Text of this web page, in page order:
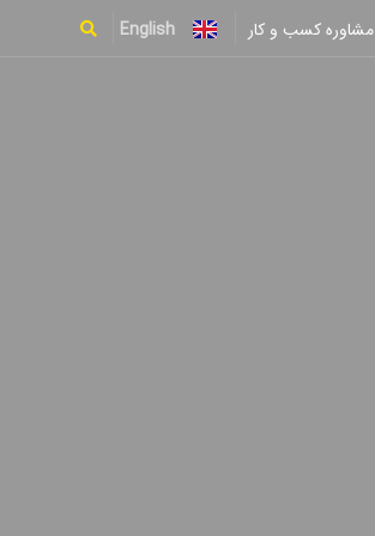
مشاوره کسب و کار English